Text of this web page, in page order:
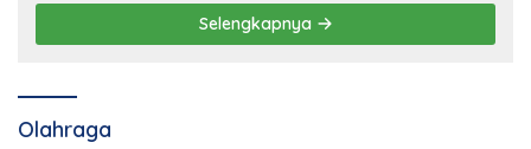
Selengkapnya
Olahraga